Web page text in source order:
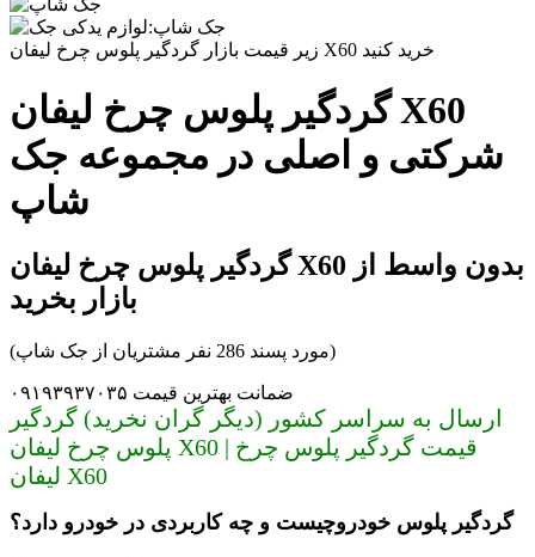
زیر قیمت بازار گردگیر پلوس چرخ لیفان X60 خرید کنید
گردگیر پلوس چرخ لیفان X60
شرکتی و اصلی در مجموعه جک
شاپ
گردگیر پلوس چرخ لیفان X60 بدون واسط از
بازار بخرید
(مورد پسند 286 نفر مشتریان از جک شاپ)
ضمانت بهترین قیمت ۰۹۱۹۳۹۳۷۰۳۵
ارسال به سراسر کشور (دیگر گران نخرید) گردگیر
پلوس چرخ لیفان X60 | قیمت گردگیر پلوس چرخ
لیفان X60
گردگیر پلوس خودروچیست و چه کاربردی در خودرو دارد؟